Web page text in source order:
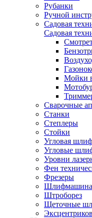
Рубанки
Ручной
Садовая
Садовая
Мойки
Сварочные
Станки
Степлеры
Стойки
Угловая
Угловые
Уровни
Фен
Фрезеры
Шлифмашина
Штроборез
Щеточные